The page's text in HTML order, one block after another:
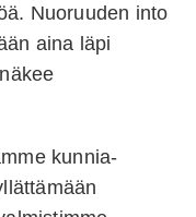
Nuoruuden into
aina läpi
kunnia-